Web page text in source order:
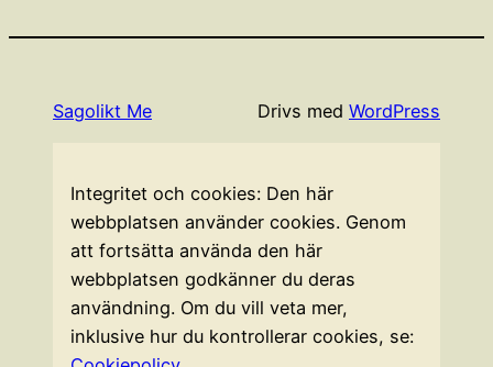
Sagolikt Me Drivs med WordPress
Integritet och cookies: Den här
webbplatsen använder cookies. Genom
att fortsätta använda den här
webbplatsen godkänner du deras
användning. Om du vill veta mer,
inklusive hur du kontrollerar cookies, se: